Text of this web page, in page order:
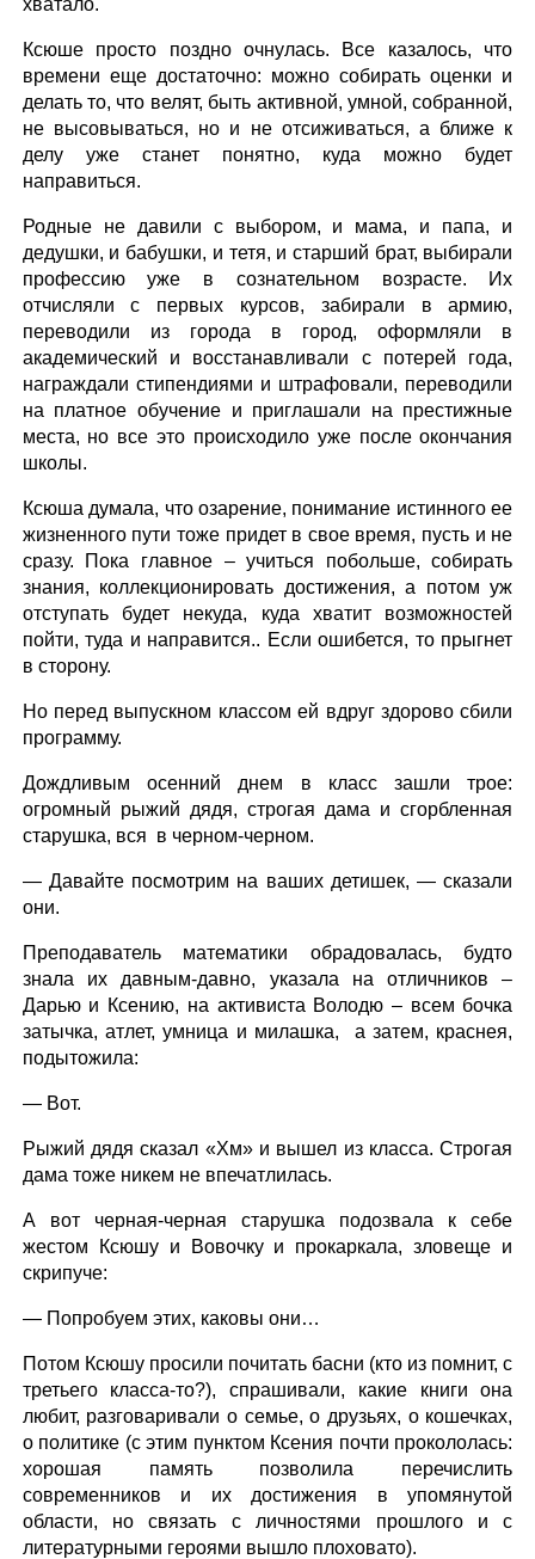
Ксюше просто поздно очнулась. Все казалось, что
времени еще достаточно: можно собирать оценки и
делать то, что велят, быть активной, умной, собранной,
не высовываться, но и не отсиживаться, а ближе к
делу уже станет понятно, куда можно будет
направиться.
Родные не давили с выбором, и мама, и папа, и
дедушки, и бабушки, и тетя, и старший брат, выбирали
профессию уже в сознательном возрасте. Их
отчисляли с первых курсов, забирали в армию,
переводили из города в город, оформляли в
академический и восстанавливали с потерей года,
награждали стипендиями и штрафовали, переводили
на платное обучение и приглашали на престижные
места, но все это происходило уже после окончания
школы.
Ксюша думала, что озарение, понимание истинного ее
жизненного пути тоже придет в свое время, пусть и не
сразу. Пока главное – учиться побольше, собирать
знания, коллекционировать достижения, а потом уж
отступать будет некуда, куда хватит возможностей
пойти, туда и направится.. Если ошибется, то прыгнет
в сторону.
Но перед выпускном классом ей вдруг здорово сбили
программу.
Дождливым осенний днем в класс зашли трое:
огромный рыжий дядя, строгая дама и сгорбленная
старушка, вся в черном-черном.
— Давайте посмотрим на ваших детишек, — сказали
они.
Преподаватель математики обрадовалась, будто
знала их давным-давно, указала на отличников –
Дарью и Ксению, на активиста Володю – всем бочка
затычка, атлет, умница и милашка, а затем, краснея,
подытожила:
— Вот.
Рыжий дядя сказал «Хм» и вышел из класса. Строгая
дама тоже никем не впечатлилась.
А вот черная-черная старушка подозвала к себе
жестом Ксюшу и Вовочку и прокаркала, зловеще и
скрипуче:
— Попробуем этих, каковы они…
Потом Ксюшу просили почитать басни (кто из помнит, с
третьего класса-то?), спрашивали, какие книги она
любит, разговаривали о семье, о друзьях, о кошечках,
о политике (с этим пунктом Ксения почти прокололась:
хорошая память позволила перечислить
современников и их достижения в упомянутой
области, но связать с личностями прошлого и с
литературными героями вышло плоховато).